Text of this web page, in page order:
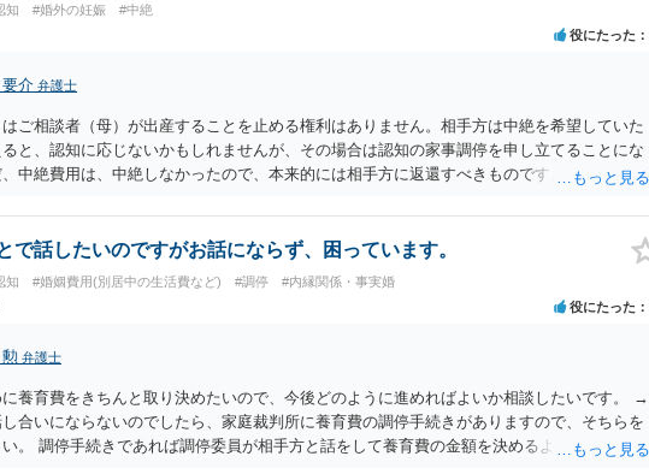
知 #婚外の妊娠 #中絶
役にたった
介 弁護士
ご相談者（母）が出産することを止める権利はありません。相手方は中絶を希望していた
ると、認知に応じないかもしれませんが、その場合は認知の家事調停を申し立てることにな
中絶費用は、中絶しなかったので、本来的には相手方に返還すべきものです。
で話したいのですがお話にならず、困っています。
知 #婚姻費用(別居中の生活費など) #調停 #内縁関係・事実婚
役にたった
弁護士
養育費をきちんと取り決めたいので、今後どのように進めればよいか相談したいです。 →
合いにならないのでしたら、家庭裁判所に養育費の調停手続きがありますので、そちらを
い。 調停手続きであれば調停委員が相手方と話をして養育費の金額を決めるよう勧めてくれ